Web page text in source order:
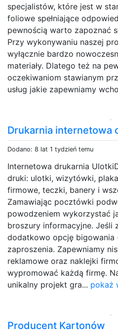
specjalistów, które jest w
foliowe spełniające
pewnością warto zapoznać
Przy wykonywaniu naszej
wyłącznie bardzo
materiały. Dlatego też na
oczekiwaniom stawianym
usług jakie zapewniamy
Drukarnia internetowa
Dodano: 8 lat 1 tydzień temu
Internetowa drukarnia
druki: ulotki, wizytówki,
firmowe, teczki, banery i
Zamawiając pocztówki
powodzeniem wykorzystać
broszury informacyjne. Jeśli
dodatkowo opcję bigowania
zaproszenia. Zapewniamy
reklamowe oraz naklejki
wypromować każdą firmę.
unikalny projekt gra... pokaż
Producent Kartonów